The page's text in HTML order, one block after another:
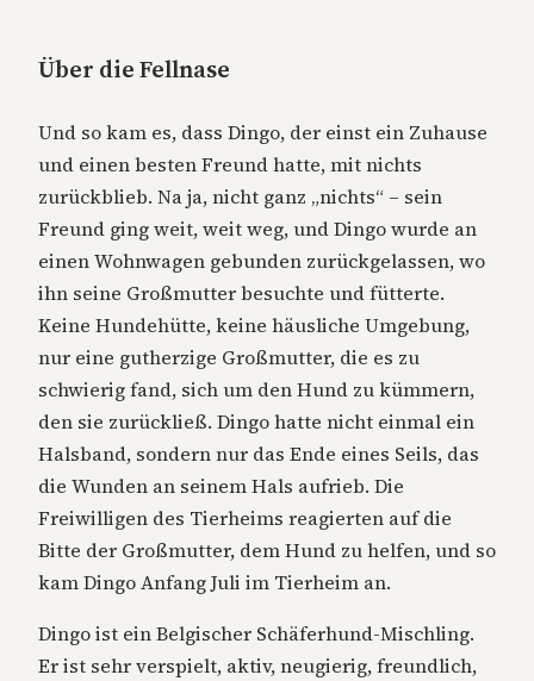
Über die Fellnase
Und so kam es, dass Dingo, der einst ein Zuhause
und einen besten Freund hatte, mit nichts
zurückblieb. Na ja, nicht ganz „nichts“ – sein
Freund ging weit, weit weg, und Dingo wurde an
einen Wohnwagen gebunden zurückgelassen, wo
ihn seine Großmutter besuchte und fütterte.
Keine Hundehütte, keine häusliche Umgebung,
nur eine gutherzige Großmutter, die es zu
schwierig fand, sich um den Hund zu kümmern,
den sie zurückließ. Dingo hatte nicht einmal ein
Halsband, sondern nur das Ende eines Seils, das
die Wunden an seinem Hals aufrieb. Die
Freiwilligen des Tierheims reagierten auf die
Bitte der Großmutter, dem Hund zu helfen, und so
kam Dingo Anfang Juli im Tierheim an.
Dingo ist ein Belgischer Schäferhund-Mischling.
Er ist sehr verspielt, aktiv, neugierig, freundlich,